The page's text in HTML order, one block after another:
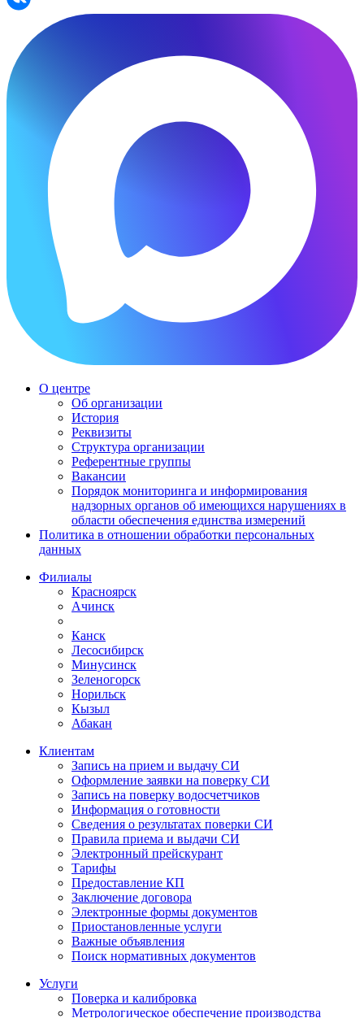
О центре
Об организации
История
Реквизиты
Структура организации
Референтные группы
Вакансии
Порядок мониторинга и информирования
надзорных органов об имеющихся нарушениях в
области обеспечения единства измерений
Политика в отношении обработки персональных
данных
Филиалы
Красноярск
Ачинск
Канск
Лесосибирск
Минусинск
Зеленогорск
Норильск
Кызыл
Абакан
Клиентам
Запись на прием и выдачу СИ
Оформление заявки на поверку СИ
Запись на поверку водосчетчиков
Информация о готовности
Сведения о результатах поверки СИ
Правила приема и выдачи СИ
Электронный прейскурант
Тарифы
Предоставление КП
Заключение договора
Электронные формы документов
Приостановленные услуги
Важные объявления
Поиск нормативных документов
Услуги
Поверка и калибровка
Метрологическое обеспечение производства